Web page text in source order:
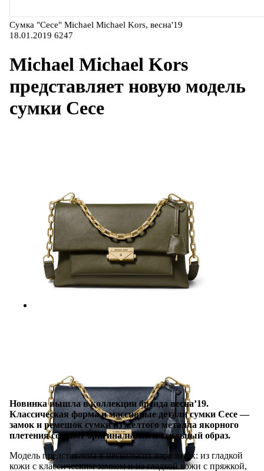
Сумка "Cece" Michael Michael Kors, весна'19
18.01.2019 6247
Michael Michael Kors
представляет новую модель
сумки Cece
Новинка вышла в коллекции бренда весна’19.
Классическая форма и массивные детали сумки Cece —
замок и ремешок сумки из желтого металла якорного
плетения создают оригинальный и стильный образ.
Модель представлена в нескольких вариантах: из гладкой
кожи с классическим замком и из гладкой кожи с пряжкой,